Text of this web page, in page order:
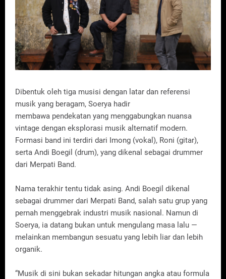
Dibentuk oleh tiga musisi dengan latar dan referensi
musik yang beragam, Soerya hadir
membawa pendekatan yang menggabungkan nuansa
vintage dengan eksplorasi musik alternatif modern.
Formasi band ini terdiri dari Imong (vokal), Roni (gitar),
serta Andi Boegil (drum), yang dikenal sebagai drummer
dari Merpati Band.
Nama terakhir tentu tidak asing. Andi Boegil dikenal
sebagai drummer dari Merpati Band, salah satu grup yang
pernah menggebrak industri musik nasional. Namun di
Soerya, ia datang bukan untuk mengulang masa lalu —
melainkan membangun sesuatu yang lebih liar dan lebih
organik.
“Musik di sini bukan sekadar hitungan angka atau formula